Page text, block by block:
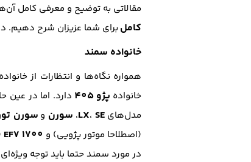
مقالاتی به توضیح و معرفی کامل
کامل برای شما عزیزان شرح دهیم.
خانواده سمند
همواره نگاه‌ها و انتظارات از
خانواده پژو 405
دارد. اما در عین
مدل‌های
LX، SE ، سورن و سورن
(اصطلاحا موتور پژویی) و EF7 1700
در مورد سمند حتما باید توجه